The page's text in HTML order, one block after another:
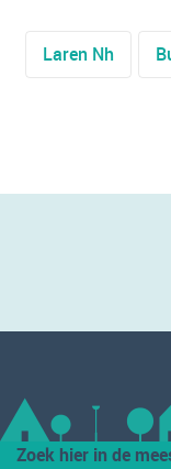
Laren Nh
Zoek hier in de